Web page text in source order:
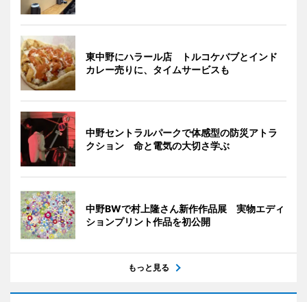
東中野にハラール店 トルコケバブとインド
カレー売りに、タイムサービスも
中野セントラルパークで体感型の防災アトラ
クション 命と電気の大切さ学ぶ
中野BWで村上隆さん新作作品展 実物エディ
ションプリント作品を初公開
もっと見る